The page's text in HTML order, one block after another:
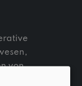
von
zur